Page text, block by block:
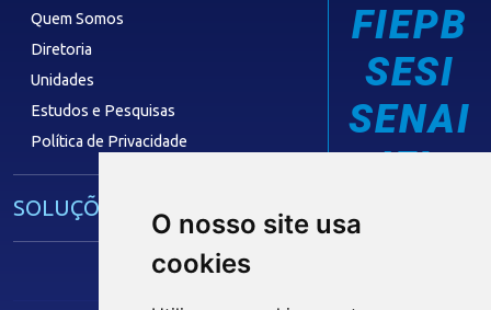
O nosso site usa
cookies
Quem Somos
Diretoria
Unidades
Estudos e Pesquisas
Política de Privacidade
SOLUÇÕES E SERVIÇOS
Núcleo de Acesso ao Crédito
FIEPB
SESI
SENAI
IEL